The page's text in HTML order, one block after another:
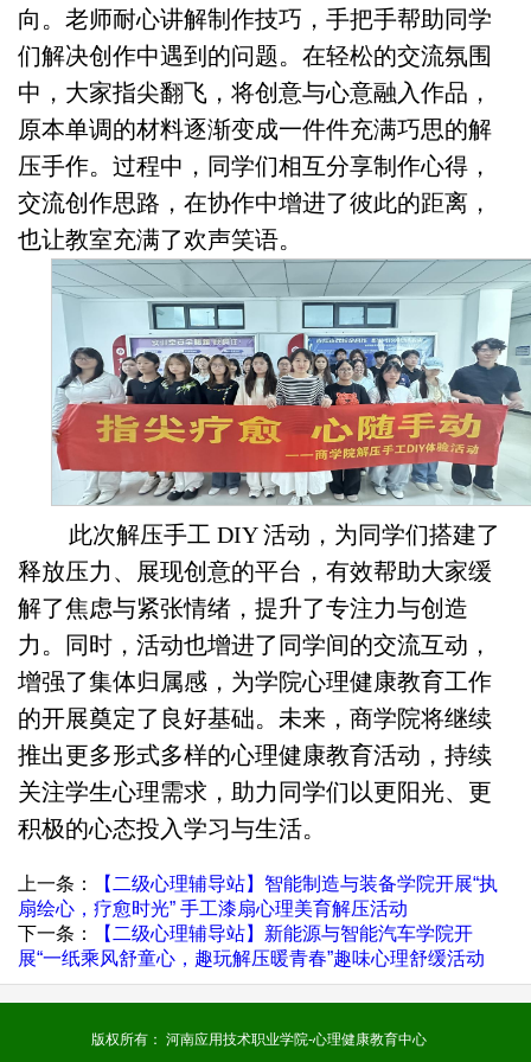
向。老师耐心讲解制作技巧，手把手帮助同学
们解决创作中遇到的问题。在轻松的交流氛围
中，大家指尖翻飞，将创意与心意融入作品，
原本单调的材料逐渐变成一件件充满巧思的解
压手作。过程中，同学们相互分享制作心得，
交流创作思路，在协作中增进了彼此的距离，
也让教室充满了欢声笑语。
此次解压手工 DIY 活动，为同学们搭建了
释放压力、展现创意的平台，有效帮助大家缓
解了焦虑与紧张情绪，提升了专注力与创造
力。同时，活动也增进了同学间的交流互动，
增强了集体归属感，为学院心理健康教育工作
的开展奠定了良好基础。未来，商学院将继续
推出更多形式多样的心理健康教育活动，持续
关注学生心理需求，助力同学们以更阳光、更
积极的心态投入学习与生活。
上一条：
【二级心理辅导站】智能制造与装备学院开展“执
扇绘心，疗愈时光” 手工漆扇心理美育解压活动
下一条：
【二级心理辅导站】新能源与智能汽车学院开
展“一纸乘风舒童心，趣玩解压暖青春”趣味心理舒缓活动
版权所有： 河南应用技术职业学院-心理健康教育中心